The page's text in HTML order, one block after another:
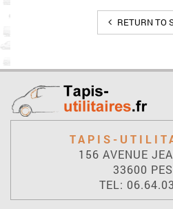
RETURN TO
TAPIS-
156 AVENUE
33600
TEL: